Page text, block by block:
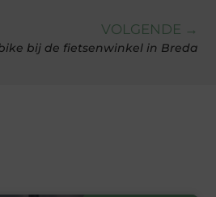
VOLGENDE →
bij de fietsenwinkel in Breda